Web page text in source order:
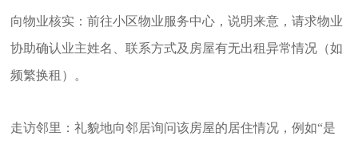
向物业核实：前往小区物业服务中心，说明来意，请求物业
协助确认业主姓名、联系方式及房屋有无出租异常情况（如
频繁换租）。
走访邻里：礼貌地向邻居询问该房屋的居住情况，例如“是